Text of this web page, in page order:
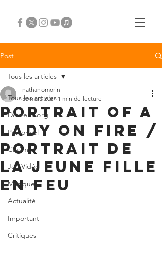
Post
Tous les articles
Douteux.org
Personnel
Cinéma
Jeu Vidéo
Musique
Actualité
Important
Critiques
Tous les articles
Portrait of a
Lady on Fire /
Portrait de
la jeune fille
en feu
nathanomorin
30 mars 2021 1 min de lecture